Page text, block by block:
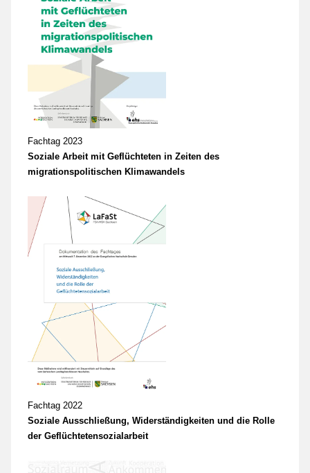
Fachtag 2023
Soziale Arbeit mit Geflüchteten in Zeiten des
migrationspolitischen Klimawandels
Fachtag 2022
Soziale Ausschließung, Widerständigkeiten und die Rolle
der Geflüchtetensozialarbeit